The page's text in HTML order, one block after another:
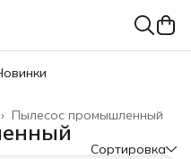
Пылесос промышленный
›
Сортировка